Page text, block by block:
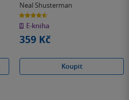
Neal Shusterman
4.6
z
5
hvězdiček
E-kniha
359 Kč
Koupit